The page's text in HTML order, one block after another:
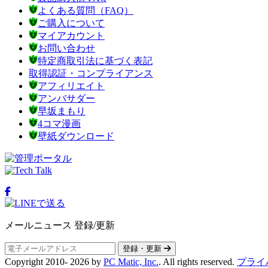
よくある質問（FAQ）
ご購入について
マイアカウント
お問い合わせ
特定商取引法に基づく表記
取得認証・コンプライアンス
アフィリエイト
アンバサダー
早坂まもり
4コマ漫画
壁紙ダウンロード
メールニュース 登録/更新
登録・更新
Copyright 2010- 2026 by PC Matic, Inc.. All rights reserved. プライ